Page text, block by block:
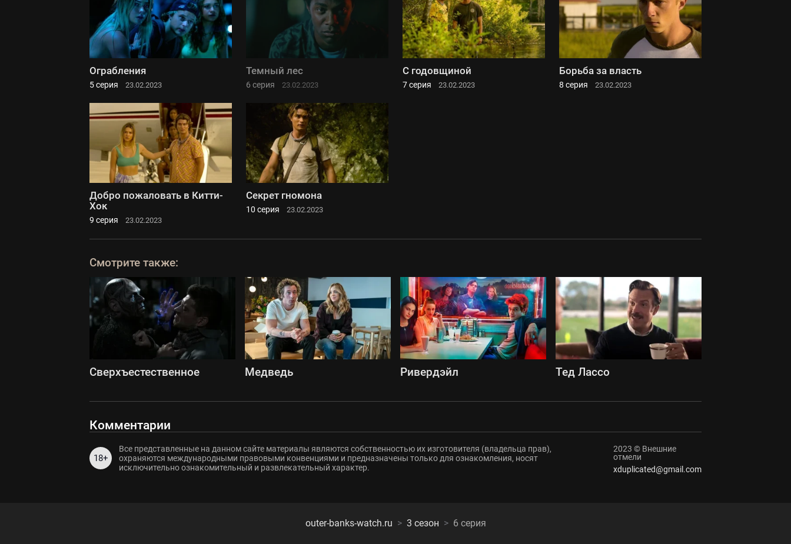
Ограбления
5 серия 23.02.2023
Темный лес
6 серия 23.02.2023
С годовщиной
7 серия 23.02.2023
Борьба за власть
8 серия 23.02.2023
Добро пожаловать в Китти-
Хок
9 серия 23.02.2023
Секрет гномона
10 серия 23.02.2023
Смотрите также:
Сверхъестественное Медведь Ривердэйл Тед Лассо
Комментарии
18+
Все представленные на данном сайте материалы являются собственностью их изготовителя (владельца прав),
охраняются международными правовыми конвенциями и предназначены только для ознакомления, носят
исключительно ознакомительный и развлекательный характер.
2023 © Внешние
отмели
xduplicated@gmail.com
outer-banks-watch.ru 3 сезон 6 серия